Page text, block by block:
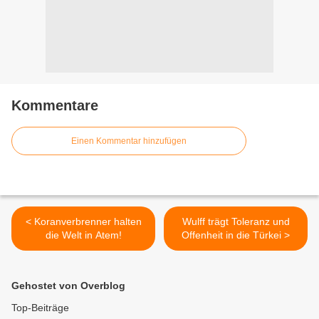
Kommentare
Einen Kommentar hinzufügen
< Koranverbrenner halten
die Welt in Atem!
Wulff trägt Toleranz und
Offenheit in die Türkei >
Gehostet von Overblog
Top-Beiträge